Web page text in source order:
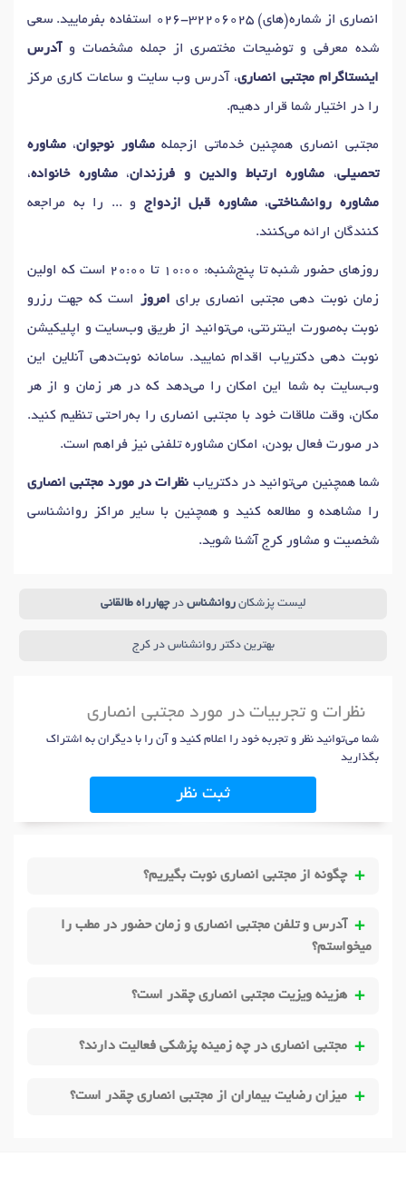
انصاری از شماره(های) 026-32206025 استفاده بفرمایید. سعی
شده معرفی و توضیحات مختصری از جمله مشخصات و آدرس
اینستاگرام مجتبی انصاری، آدرس وب سایت و ساعات کاری مرکز
را در اختیار شما قرار دهیم.
مجتبی انصاری همچنین خدماتی ازجملهمشاور نوجوان، مشاوره
تحصیلی، مشاوره ارتباط والدین و فرزندان،مشاوره خانواده،
مشاوره روانشناختی،مشاوره قبل ازدواج و ... را به مراجعه
کنندگان ارائه می‌کنند.
روزهای حضور شنبه تا پنج‌شنبه: 10:00 تا 20:00 است که اولین
زمان نوبت دهی مجتبی انصاری برای امروز است که جهت رزرو
نوبت به‌صورت اینترنتی، می‌توانید از طریق وب‌سایت و اپلیکیشن
نوبت دهی دکتریاب اقدام نمایید. سامانه نوبت‌دهی آنلاین این
وب‌سایت به شما این امکان را می‌دهد که در هر زمان و از هر
مکان، وقت ملاقات خود با مجتبی انصاری را به‌راحتی تنظیم کنید.
در صورت فعال بودن، امکان مشاوره تلفنی نیز فراهم است.
شما همچنین می‌توانید در دکتریاب نظرات در مورد مجتبی انصاری
را مشاهده و مطالعه کنید و همچنین با سایر مراکز روانشناسی
شخصیت و مشاور کرج آشنا شوید.
لیست پزشکانروانشناس درچهارراه طالقانی
بهترین دکتر روانشناس در کرج
نظرات و تجربیات در مورد مجتبی انصاری
شما می‌توانید نظر و تجربه خود را اعلام کنید و آن را با دیگران به اشتراک
بگذارید
ثبت نظر
چگونه از مجتبی انصاری نوبت بگیریم؟
آدرس و تلفن مجتبی انصاری و زمان حضور در مطب را
میخواستم؟
هزینه ویزیت مجتبی انصاری چقدر است؟
مجتبی انصاری در چه زمینه پزشکی فعالیت دارند؟
میزان رضایت بیماران از مجتبی انصاری چقدر است؟